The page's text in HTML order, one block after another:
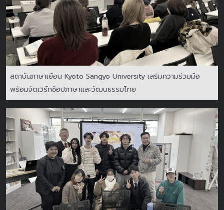
สถาบันภาษาเยือน Kyoto Sangyo University เสริมความร่วมมือ
พร้อมจัดเวิร์กช็อปภาษาและวัฒนธรรมไทย